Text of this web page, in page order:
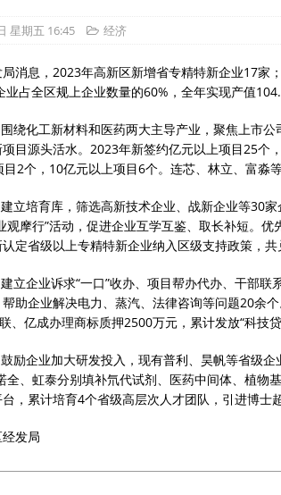
星期五 16:45 经济
消息，2023年高新区新增省专精特新企业17家
占全区规上企业数量的60%，全年实现产值
围绕化工新材料和医药两大主导产业，聚焦上市
目源头活水。2023年新签约亿元以上项目25个
2个，10亿元以上项目6个。连芯、林立、富淼
建立培育库，筛选高新技术企业、战新企业等30
观摩行”活动，促进企业互学互鉴、取长补短。
定省级以上专精特新企业纳入区级支持政策，共
建立企业诉求“一口”收办、项目帮办代办、干部
助企业解决电力、蒸汽、法律咨询等问题20余
、亿成办理商标质押2500万元，累计发放“科技贷
鼓励企业加大研发投入，现有普利、昊帆等省级
全、虹泰分别填补氘代试剂、医药中间体、植物
，累计培育4个省级高层次人才团队，引进博士
发局